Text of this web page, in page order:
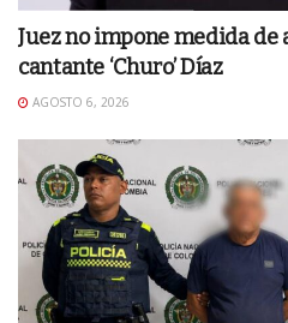
Juez no impone medida de
cantante ‘Churo’ Díaz
AGOSTO 6, 2026